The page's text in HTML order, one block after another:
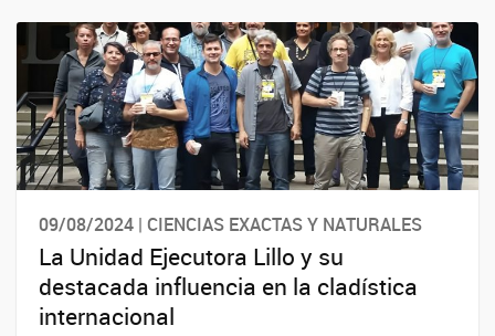
09/08/2024 | CIENCIAS EXACTAS Y NATURALES
La Unidad Ejecutora Lillo y su
destacada influencia en la cladística
internacional